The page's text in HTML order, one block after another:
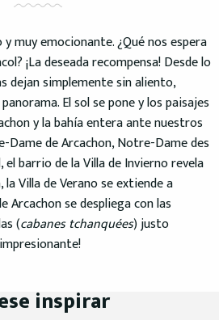
muy emocionante. ¿Qué nos espera
¡La deseada recompensa! Desde lo
dejan simplemente sin aliento,
El sol se pone y los paisajes
y la bahía entera ante nuestros
de Arcachon, Notre-Dame des
el barrio de la Villa de Invierno revela
Villa de Verano se extiende a
Arcachon se despliega con las
(cabanes tchanquées) justo
inspirar